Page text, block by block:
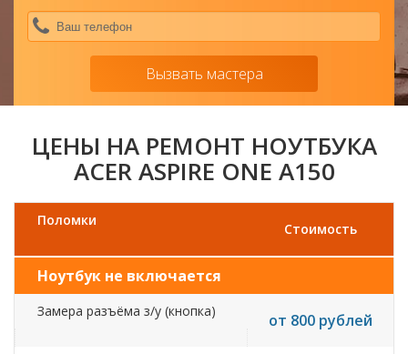
Вызвать мастера
ЦЕНЫ НА РЕМОНТ НОУТБУКА
ACER ASPIRE ONE A150
Поломки
Стоимость
Ноутбук не включается
Замера разъёма з/у (кнопка) от 800 рублей